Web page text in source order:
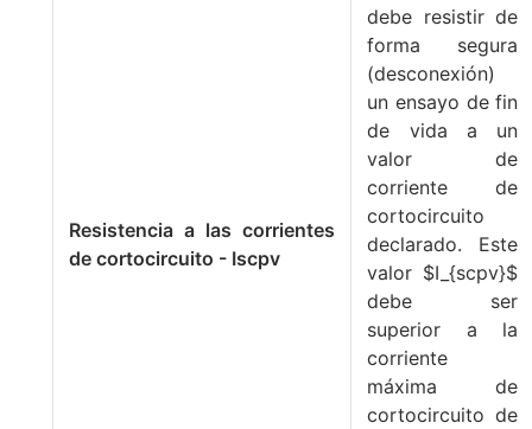
Resistencia a las corrientes
de cortocircuito - Iscpv
debe resistir de
forma segura
(desconexión)
un ensayo de fin
de vida a un
valor de
corriente de
cortocircuito
declarado. Este
valor $I_{scpv}$
debe ser
superior a la
corriente
máxima de
cortocircuito de